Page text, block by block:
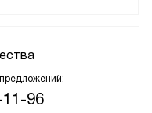
11-96